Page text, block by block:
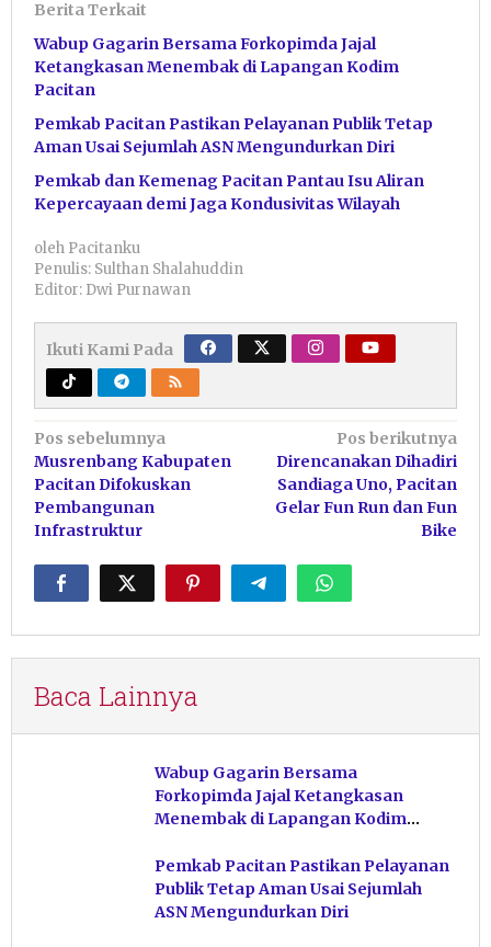
Berita Terkait
Wabup Gagarin Bersama Forkopimda Jajal
Ketangkasan Menembak di Lapangan Kodim
Pacitan
Pemkab Pacitan Pastikan Pelayanan Publik Tetap
Aman Usai Sejumlah ASN Mengundurkan Diri
Pemkab dan Kemenag Pacitan Pantau Isu Aliran
Kepercayaan demi Jaga Kondusivitas Wilayah
oleh Pacitanku
Penulis: Sulthan Shalahuddin
Editor: Dwi Purnawan
Ikuti Kami Pada
Navigasi
pos
Pos sebelumnya
Musrenbang Kabupaten
Pacitan Difokuskan
Pembangunan
Infrastruktur
Pos berikutnya
Direncanakan Dihadiri
Sandiaga Uno, Pacitan
Gelar Fun Run dan Fun
Bike
Baca Lainnya
Wabup Gagarin Bersama
Forkopimda Jajal Ketangkasan
Menembak di Lapangan Kodim
Pemkab Pacitan Pastikan Pelayanan
Publik Tetap Aman Usai Sejumlah
ASN Mengundurkan Diri